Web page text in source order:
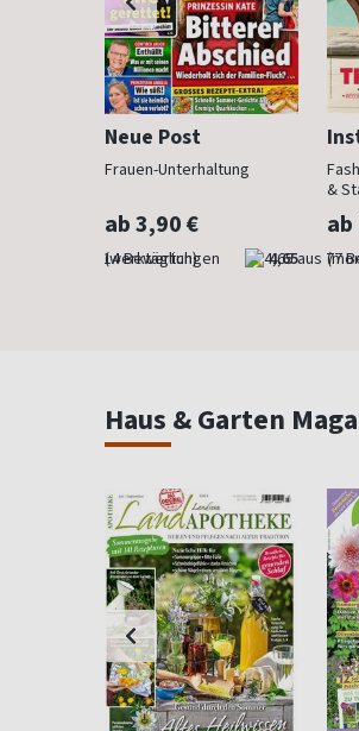
Neue Post
Frauen-Unterhaltung
ab 3,90 €
(werktäglich) 4,65
&
ab
Haus & Garten